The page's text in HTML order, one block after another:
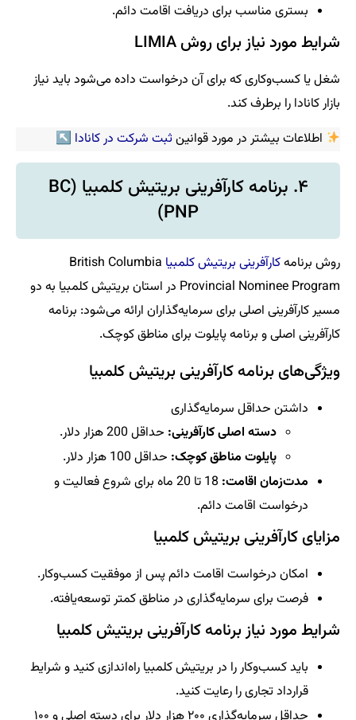
بستری مناسب برای دریافت اقامت دائم.
شرایط مورد نیاز برای روش LIMIA
شغل یا کسب‌وکاری که برای آن درخواست داده می‌شود باید نیاز
بازار کانادا را برطرف کند.
اطلاعات بیشتر در مورد قوانینثبت شرکت در کانادا ↖
۴. برنامه کارآفرینی بریتیش کلمبیا (BC
PNP)
روش برنامهکارآفرینی بریتیش کلمبیا British Columbia
Provincial Nominee Program در استان بریتیش کلمبیا به دو
مسیر کارآفرینی اصلی برای سرمایه‌گذاران ارائه می‌شود: برنامه
کارآفرینی اصلی و برنامه پایلوت برای مناطق کوچک.
ویژگی‌های برنامه کارآفرینی بریتیش کلمبیا
داشتن حداقل سرمایه‌گذاری
دسته اصلی کارآفرینی: حداقل 200 هزار دلار.
پایلوت مناطق کوچک: حداقل 100 هزار دلار.
مدت‌زمان اقامت:
18 تا 20 ماه برای شروع فعالیت و
درخواست اقامت دائم.
مزایای کارآفرینی بریتیش کلمبیا
امکان درخواست اقامت دائم پس از موفقیت کسب‌وکار.
فرصت برای سرمایه‌گذاری در مناطق کمتر توسعه‌یافته.
شرایط مورد نیاز برنامه کارآفرینی بریتیش کلمبیا
باید کسب‌وکار را در بریتیش کلمبیا راه‌اندازی کنید و شرایط
قرارداد تجاری را رعایت کنید.